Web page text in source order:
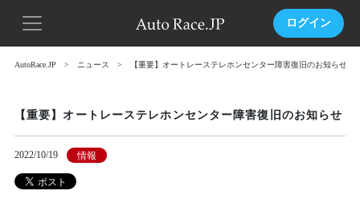
ログイン
AutoRace.JP ニュース 【重要】オートレーステレホンセンター障害復旧のお知らせ
【重要】オートレーステレホンセンター障害復旧のお知らせ
2022/10/19 情報